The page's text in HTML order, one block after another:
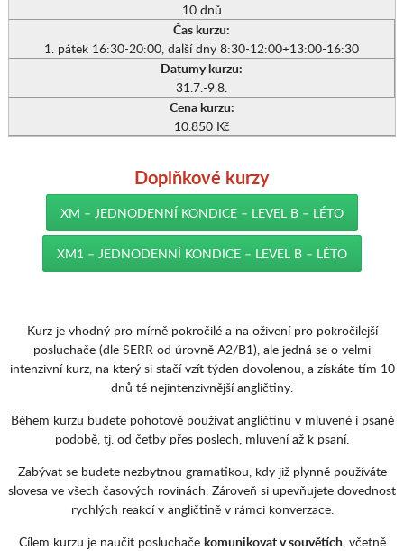
10 dnů
Čas kurzu:
1. pátek 16:30-20:00, další dny 8:30-12:00+13:00-16:30
Datumy kurzu:
31.7.-9.8.
Cena kurzu:
10.850 Kč
Doplňkové kurzy
XM – JEDNODENNÍ KONDICE – LEVEL B – LÉTO
XM1 – JEDNODENNÍ KONDICE – LEVEL B – LÉTO
Kurz je vhodný pro mírně pokročilé a na oživení pro pokročilejší
posluchače (dle SERR od úrovně A2/B1), ale jedná se o velmi
intenzivní kurz, na který si stačí vzít týden dovolenou, a získáte tím 10
dnů té nejintenzivnější angličtiny.
Během kurzu budete pohotově používat angličtinu v mluvené i psané
podobě, tj. od četby přes poslech, mluvení až k psaní.
Zabývat se budete nezbytnou gramatikou, kdy již plynně používáte
slovesa ve všech časových rovinách. Zároveň si upevňujete dovednost
rychlých reakcí v angličtině v rámci konverzace.
Cílem kurzu je naučit posluchače komunikovat v souvětích, včetně